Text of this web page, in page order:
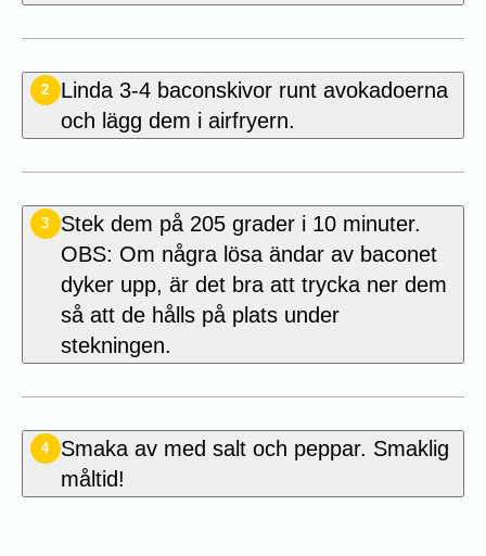
2
Linda 3-4 baconskivor runt avokadoerna
och lägg dem i airfryern.
3
Stek dem på 205 grader i 10 minuter.
OBS: Om några lösa ändar av baconet
dyker upp, är det bra att trycka ner dem
så att de hålls på plats under
stekningen.
4
Smaka av med salt och peppar. Smaklig
måltid!